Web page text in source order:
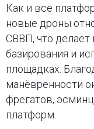
Как и все
новые дроны
СВВП, что делает
базирования и
площадках.
манёвренности
фрегатов,
платформ.